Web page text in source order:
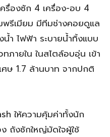
รื่องซัก 4 เครื่อง-อบ 4
พรีเมียม มีทีมช่างคอยดูแล
ำ ไฟฟ้า ระบายน้ำทิ้งแบบ
ภายใน ในสไตล์อบอุ่น เข้า
ษ 1.7 ล้านบาท จากปกติ
ให้ความคุ้มค่าทั้งนัก
ง ถังซักใหญ่มัดใจผู้ใช้